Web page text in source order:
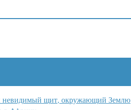
невидимый щит, окружающий Землю